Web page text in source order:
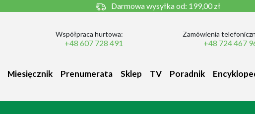
Darmowa wysyłka od: 199,00 zł
Współpraca hurtowa:
+48 607 728 491
Zamówienia
+48 724 467
Miesięcznik Prenumerata Sklep TV Poradnik